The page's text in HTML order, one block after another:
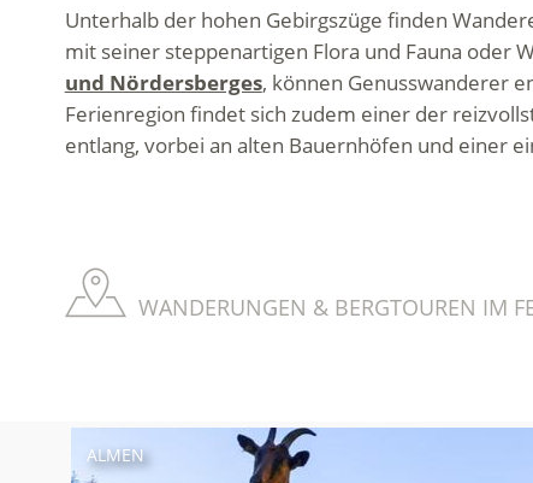
Unterhalb der hohen Gebirgszüge finden
mit seiner steppenartigen Flora und Fauna oder
und Nördersberges, können Genusswanderer
Ferienregion findet sich zudem einer der
entlang, vorbei an alten Bauernhöfen und einer
WANDERUNGEN & BERGTOUREN IM
ALMEN